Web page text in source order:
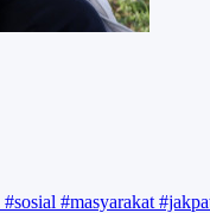
#sosial #masyarakat